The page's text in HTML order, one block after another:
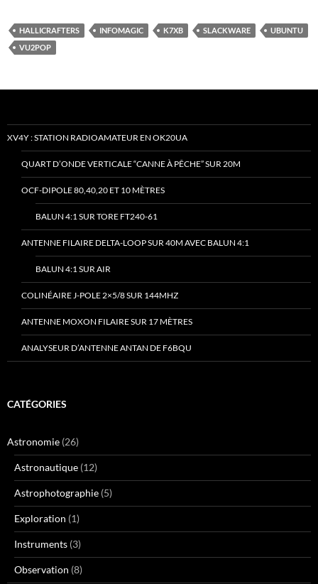
HALLICRAFTERS INFOMAGIC K7XB SLACKWARE
UBUNTU
VU2POP
XV4Y : STATION RADIOAMATEUR EN OK20UA
QUART D’ONDE VERTICALE “CANNE À PÊCHE” SUR 20M
OCF-DIPOLE 80,40,20 ET 10 MÈTRES
BALUN 4:1 SUR TORE FT240-61
ANTENNE FILAIRE DELTA-LOOP SUR 40M AVEC BALUN 4:1
BALUN 4:1 SUR AIR
COLINÉAIRE J-POLE 2×5/8 SUR 144MHZ
ANTENNE MOXON FILAIRE SUR 17 MÈTRES
ANALYSEUR D’ANTENNE ANTAN DE F6BQU
CATÉGORIES
Astronomie (26)
Astronautique (12)
Astrophotographie (5)
Exploration (1)
Instruments (3)
Observation (8)